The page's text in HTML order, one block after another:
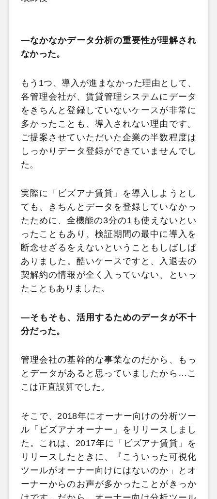
―なかなかデータ分析の重要性が理解され
なかった。
もう1つ、導入が進まなかった理由として、
各管理会社が、賃貸管理システムにデータ
をきちんと登録していないケースが非常に
多かったことも、導入されない理由です。
ご提案させていただいた企業の半数程度は
しっかりデータ登録ができていませんでし
た。
実際に「ビズアナ賃貸」を導入しようとし
ても、きちんとデータを登録していなかっ
たために、全機能の3分の1も使えないとい
ったこともあり、検証期間の最中に導入を
断念せざるをえないということもしばしば
ありました。酷いケースですと、入退去の
契解約の情報が全く入っていない、といっ
たこともありました。
―そもそも、活用するためのデータが不十
分だった。
管理会社の基幹的な事業なのだから、もっ
とデータがあると思っていましたから…こ
こは正直誤算でした。
そこで、2018年にオーナー向けの分析ツー
ル「ビズアナオーナー」をリリースしまし
た。これは、2017年に「ビズアナ賃貸」を
リリースしたときに、『こういった可視化
ツールがオーナー向けにはないのか」とオ
ーナーからのお声が多かったことがきっか